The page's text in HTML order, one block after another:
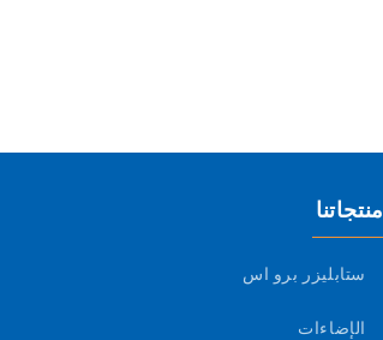
منتجاتنا
ستابليزر برو اس
الإضاءات